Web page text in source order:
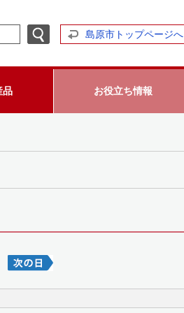
島原市トップページへ
品 お役立ち情報